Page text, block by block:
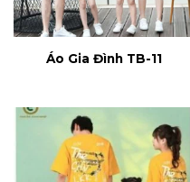
Áo Gia Đình TB-11